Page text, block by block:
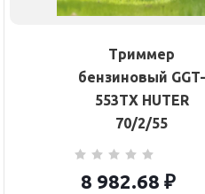
Триммер
бензиновый GGT-
553TX HUTER
70/2/55
8 982.68 ₽